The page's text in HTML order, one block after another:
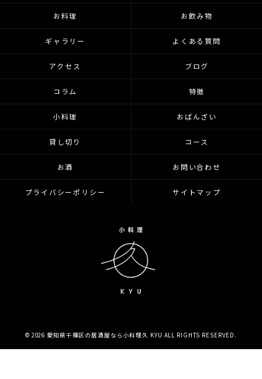
お料理 お飲み物
ギャラリー よくある質問
アクセス ブログ
コラム 特徴
小料理 おばんざい
貸し切り コース
お酒 お問い合わせ
プライバシーポリシー サイトマップ
© 2026 愛知県千種区の居酒屋なら小料理久 KYU ALL RIGHTS RESERVED.